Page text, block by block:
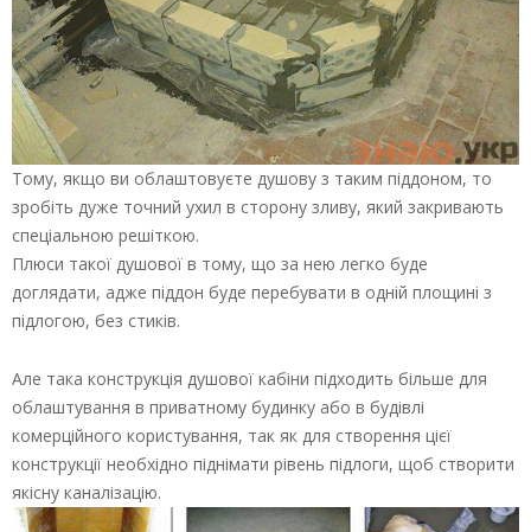
Тому, якщо ви облаштовуєте душову з таким піддоном, то
зробіть дуже точний ухил в сторону зливу, який закривають
спеціальною решіткою.
Плюси такої душової в тому, що за нею легко буде
доглядати, адже піддон буде перебувати в одній площині з
підлогою, без стиків.
Але така конструкція душової кабіни підходить більше для
облаштування в приватному будинку або в будівлі
комерційного користування, так як для створення цієї
конструкції необхідно піднімати рівень підлоги, щоб створити
якісну каналізацію.